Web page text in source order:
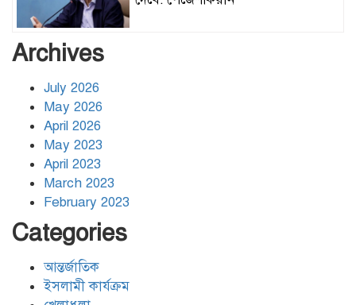
Archives
July 2026
May 2026
April 2026
May 2023
April 2023
March 2023
February 2023
Categories
আন্তর্জাতিক
ইসলামী কার্যক্রম